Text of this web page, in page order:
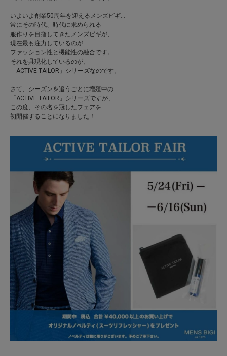
いよいよ創業50周年を迎えるメンズビギ…
常にその時代、時代に求められる
服作りを目指してきたメンズビギが、
現在最も注力しているのが
ファッション性と機能性の融合です。
それを具現化しているのが、
「ACTIVE TAILOR」シリーズなのです。
さて、シーズンを追うごとに増殖中の
「ACTIVE TAILOR」シリーズですが、
この度、その名を冠したフェアを
初開催することになりました！